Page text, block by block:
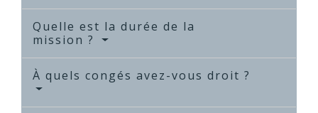
Quelle est la durée de la
mission ?
À quels congés avez-vous droit ?